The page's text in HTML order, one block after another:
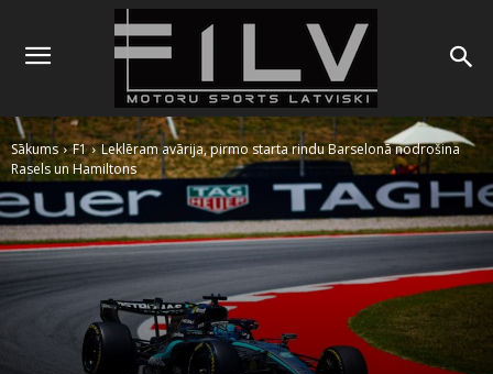
Sākums F1
Leklēram avārija, pirmo starta rindu Barselonā nodrošina
Rasels un Hamiltons